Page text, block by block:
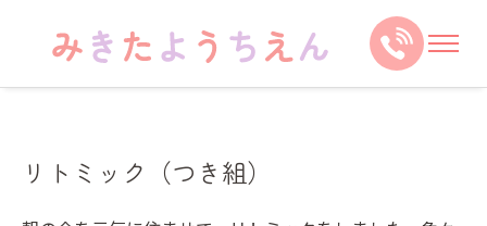
リトミック（つき組）